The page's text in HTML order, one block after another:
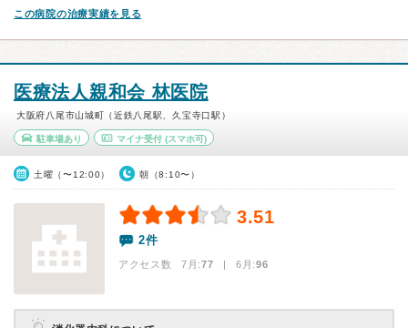
この病院の治療実績を見る
医療法人親和会 林医院
大阪府八尾市山城町（近鉄八尾駅、久宝寺口駅）
駐車場あり マイナ受付(スマホ可)
土曜（〜12:00） 朝（8:10〜）
3.51
2件
アクセス数 7月:77 | 6月:96